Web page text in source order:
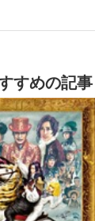
すめの記事